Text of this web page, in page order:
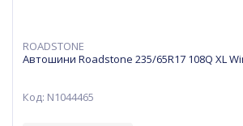
ROADSTONE
Автошини Roadstone 235/65R17 108Q XL
Код: N1044465